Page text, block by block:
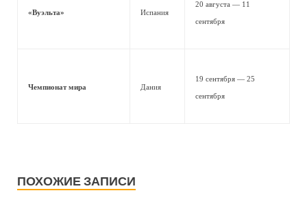
«Вуэльта» Испания
20 августа — 11
сентября
Чемпионат мира Дания
19 сентября — 25
сентября
ПОХОЖИЕ ЗАПИСИ